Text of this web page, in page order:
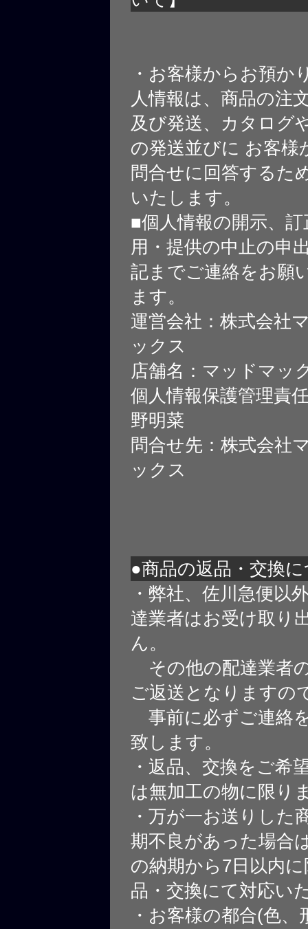
・お客様からお預か
人情報は、商品の注
及び発送、カタログ
の発送並びに お客様
問合せに回答するた
いたします。
■個人情報の開示、
用・提供の中止の申
記までご連絡をお願
ます。
運営会社：株式会社
ックス
店舗名：マッドマッ
個人情報保護管理責
野明菜
問合せ先：株式会社
ックス
●商品の返品・交換
・弊社、佐川急便以
達業者はお受け取り
ん。
その他の配達業者
ご返送となりますの
事前に必ずご連絡
致します。
・返品、交換をご希
は無加工の物に限り
・万が一お送りした
期不良があった場合
の納期から7日以内
品・交換にて対応い
・お客様の都合(色、